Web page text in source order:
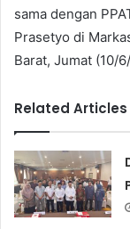
sama dengan
Prasetyo di
Barat, Jumat (10/
Related Articles